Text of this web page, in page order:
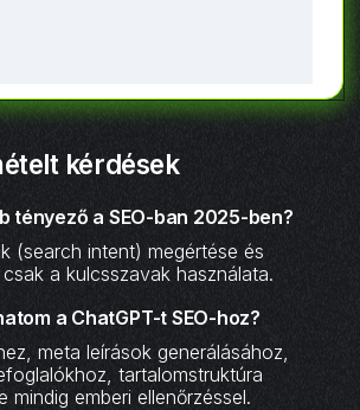
kérdések
tényező a SEO-ban 2025-ben?
(search intent) megértése és
a kulcsszavak használata.
a ChatGPT-t SEO-hoz?
meta leírások generálásához,
tartalomstruktúra
mindig emberi ellenőrzéssel.